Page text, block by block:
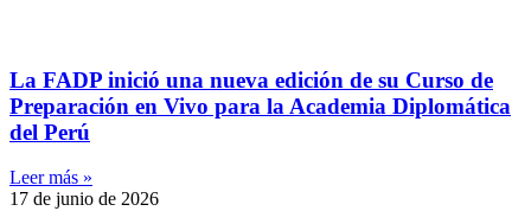
La FADP inició una nueva edición de su Curso de
Preparación en Vivo para la Academia Diplomática
del Perú
Leer más »
17 de junio de 2026